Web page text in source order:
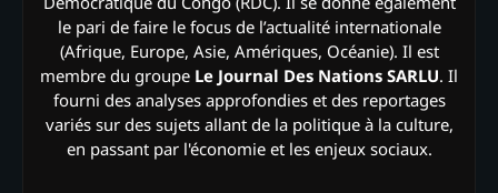
le pari de faire le focus de l’actualité internationale
(Afrique, Europe, Asie, Amériques, Océanie). Il est
membre du groupe Le Journal Des Nations SARLU. Il
fourni des analyses approfondies et des reportages
variés sur des sujets allant de la politique à la culture,
en passant par l'économie et les enjeux sociaux.